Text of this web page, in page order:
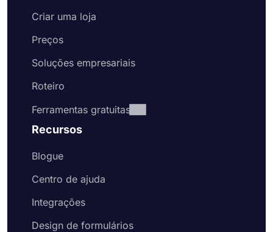
Criar uma loja
Preços
Soluções empresariais
Roteiro
Ferramentas gratuitas
Recursos
Blogue
Centro de ajuda
Integrações
Design de formulários